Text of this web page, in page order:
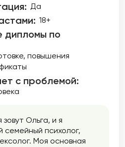
Да
18+
дипломы по
повышения
с проблемой:
Ольга, и я
психолог,
Моя основная